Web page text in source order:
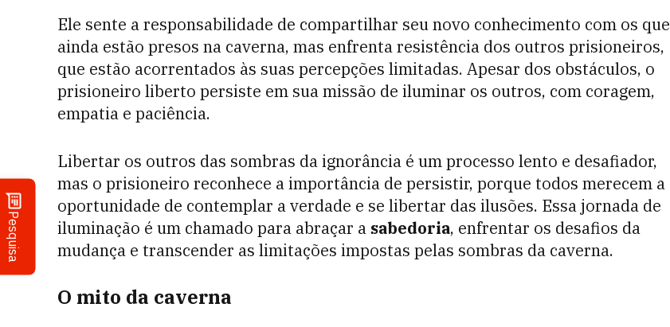
Pesquisa
Ele sente a responsabilidade de compartilhar seu novo conhecimento com os que
ainda estão presos na caverna, mas enfrenta resistência dos outros prisioneiros,
que estão acorrentados às suas percepções limitadas. Apesar dos obstáculos, o
prisioneiro liberto persiste em sua missão de iluminar os outros, com coragem,
empatia e paciência.
Libertar os outros das sombras da ignorância é um processo lento e desafiador,
mas o prisioneiro reconhece a importância de persistir, porque todos merecem a
oportunidade de contemplar a verdade e se libertar das ilusões. Essa jornada de
iluminação é um chamado para abraçar a sabedoria, enfrentar os desafios da
mudança e transcender as limitações impostas pelas sombras da caverna.
O mito da caverna